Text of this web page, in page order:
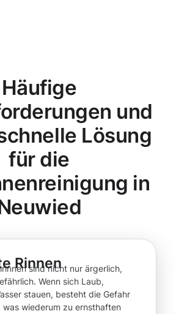
Häufige
und
Lösung
für die
in
Rinnen
sind nicht nur ärgerlich,
Wenn sich Laub,
stauen, besteht die Gefahr
was wiederum zu ernsthaften